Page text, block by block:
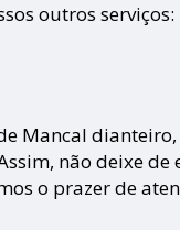
outros serviços:
Mancal
não deixe de
o prazer de